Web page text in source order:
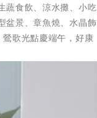
蔬食飲、涼水攤、小吃
盆景、章魚燒、水晶飾
歌光點慶端午，好康